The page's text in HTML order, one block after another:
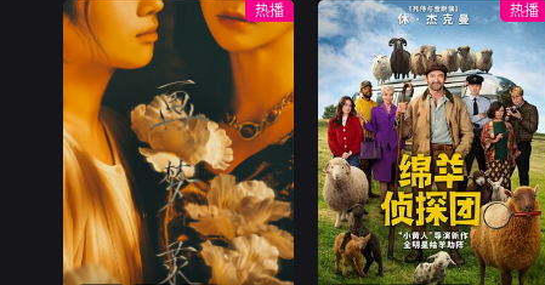
夜的极限漂流对峙。从无武装
商船的被动防御与安全舱战
术，到美军海豹突击队三枪同
步狙击的教科书式营救，五集
深度还原马士基阿拉巴马号劫
持事件全貌，拆解公海反海盗
作战的规则与博弈，厘清好莱
坞英雄叙事与真实事件的边
界。
队员金凤（卢靖姗 饰）、齐燕
（蒋璐霞 饰）、宁宝儿（屈菁
菁 饰）等全队出击，“绝密任
务”限时1
热播 热播